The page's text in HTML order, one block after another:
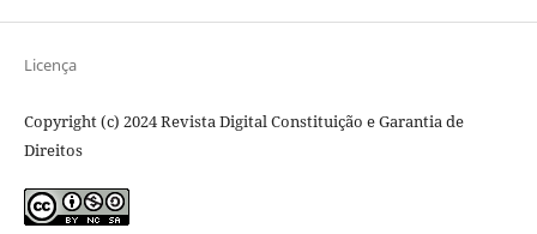
Licença
Copyright (c) 2024 Revista Digital Constituição e Garantia de
Direitos